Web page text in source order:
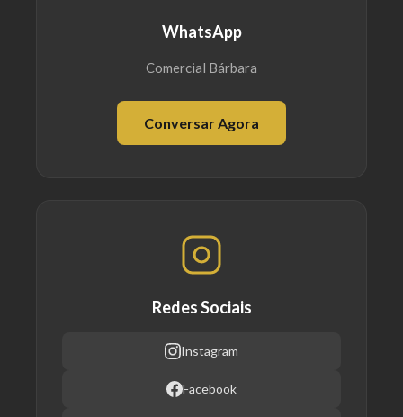
WhatsApp
Comercial Bárbara
Conversar Agora
Redes Sociais
Instagram
Facebook